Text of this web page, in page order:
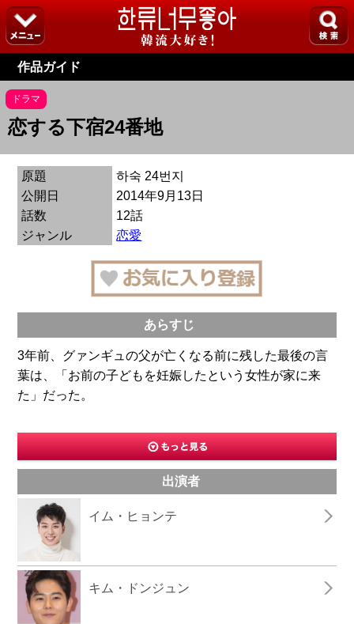
作品ガイド
ドラマ
恋する下宿24番地
原題
하숙 24번지
公開日
2014年9月13日
話数
12話
ジャンル
恋愛
あらすじ
3年前、グァンギュの父が亡くなる前に残した最後の言
葉は、「お前の子どもを妊娠したという女性が家に来
た」だった。
出演者
イム・ヒョンテ
キム・ドンジュン